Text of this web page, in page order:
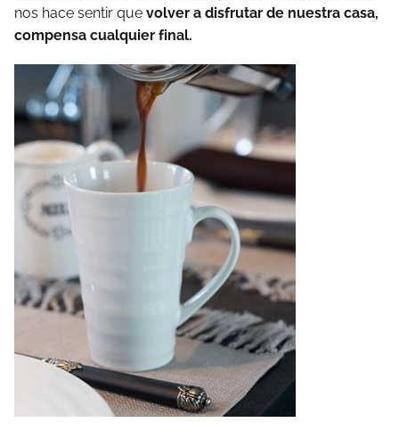
nos hace sentir que volver a disfrutar de nuestra casa,
compensa cualquier final.